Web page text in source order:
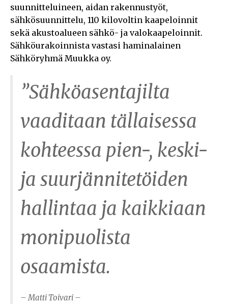
suunnitteluineen, aidan rakennustyöt,
sähkösuunnittelu, 110 kilovoltin kaapeloinnit
sekä akustoalueen sähkö- ja valokaapeloinnit.
Sähköurakoinnista vastasi haminalainen
Sähköryhmä Muukka oy.
”Sähköasentajilta
vaaditaan tällaisessa
kohteessa pien-, keski-
ja suurjännitetöiden
hallintaa ja kaikkiaan
monipuolista
osaamista.
– Matti Toivari –